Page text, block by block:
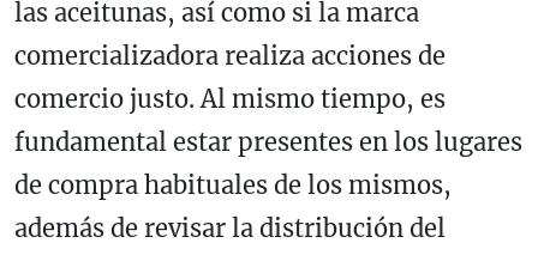
las aceitunas, así como si la marca
comercializadora realiza acciones de
comercio justo. Al mismo tiempo, es
fundamental estar presentes en los lugares
de compra habituales de los mismos,
además de revisar la distribución del